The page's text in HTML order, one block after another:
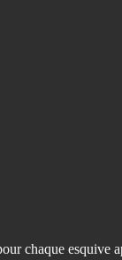
chaque esquive